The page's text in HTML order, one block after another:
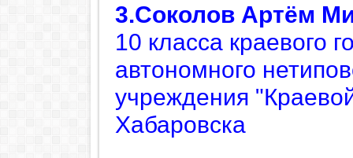
3.Соколов Артём
10 класса краевого
автономного
учреждения
Хабаровска